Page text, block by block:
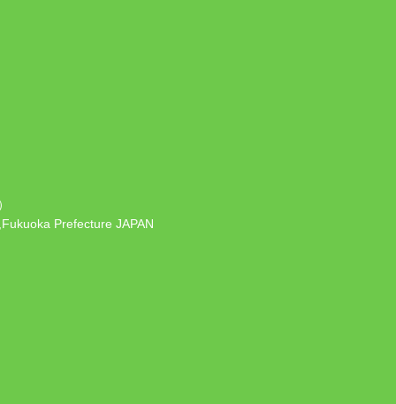
Prefecture JAPAN